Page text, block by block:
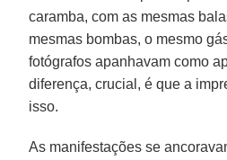
caramba, com as mesmas
mesmas bombas, o mesmo
fotógrafos apanhavam como
diferença, crucial, é que a
isso.
As manifestações se